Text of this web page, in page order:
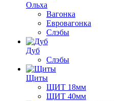
Ольха
Вагонка
Евровагонка
Слэбы
Дуб
Слэбы
Щиты
ЩИТ 18мм
ЩИТ 40мм